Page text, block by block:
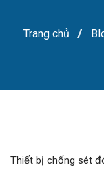
Trang chủ /
Thiết bị chống sét